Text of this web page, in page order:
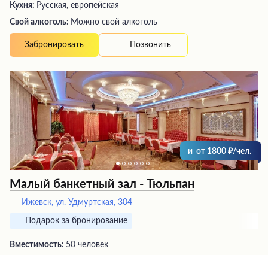
Кухня: Русская, европейская
Свой алкоголь: Можно свой алкоголь
Забронировать Позвонить
и от 1800 /чел.
Малый банкетный зал - Тюльпан
Ижевск, ул. Удмуртская, 304
Подарок за бронирование
Вместимость: 50 человек